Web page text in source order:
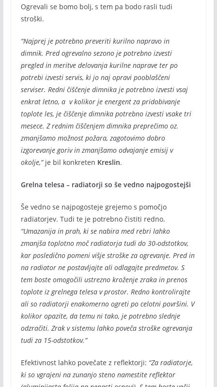
Ogrevali se bomo bolj, s tem pa bodo rasli tudi
stroški.
“Najprej je potrebno preveriti kurilno napravo in
dimnik. Pred ogrevalno sezono je potrebno izvesti
pregled in meritve delovanja kurilne naprave ter po
potrebi izvesti servis, ki jo naj opravi pooblaščeni
serviser. Redni čiščenje dimnika je potrebno izvesti vsaj
enkrat letno, a v kolikor je energent za pridobivanje
toplote les, je čiščenje dimnika potrebno izvesti vsake tri
mesece. Z rednim čiščenjem dimnika preprečimo oz.
zmanjšamo možnost požara, zagotovimo dobro
izgorevanje goriv in zmanjšamo odvajanje emisij v
okolje,”je bil konkreten Kreslin.
Grelna telesa – radiatorji so še vedno najpogostejši
Še vedno se najpogosteje grejemo s pomočjo
radiatorjev. Tudi te je potrebno čistiti redno.
“Umazanija in prah, ki se nabira med rebri lahko
zmanjša toplotno moč radiatorja tudi do 30-odstotkov,
kar posledično pomeni višje stroške za ogrevanje. Pred in
na radiator ne postavljajte ali odlagajte predmetov. S
tem boste omogočili ustrezno kroženje zraka in prenos
toplote iz grelnega telesa v prostor. Redno kontrolirajte
ali so radiatorji enakomerno ogreti po celotni površini. V
kolikor opazite, da temu ni tako, je potrebno slednje
odzračiti. Zrak v sistemu lahko poveča stroške ogrevanja
tudi za 15-odstotkov.”
Efektivnost lahko povečate z reflektorji: “Za radiatorje,
ki so vgrajeni na zunanjo steno namestite reflektor